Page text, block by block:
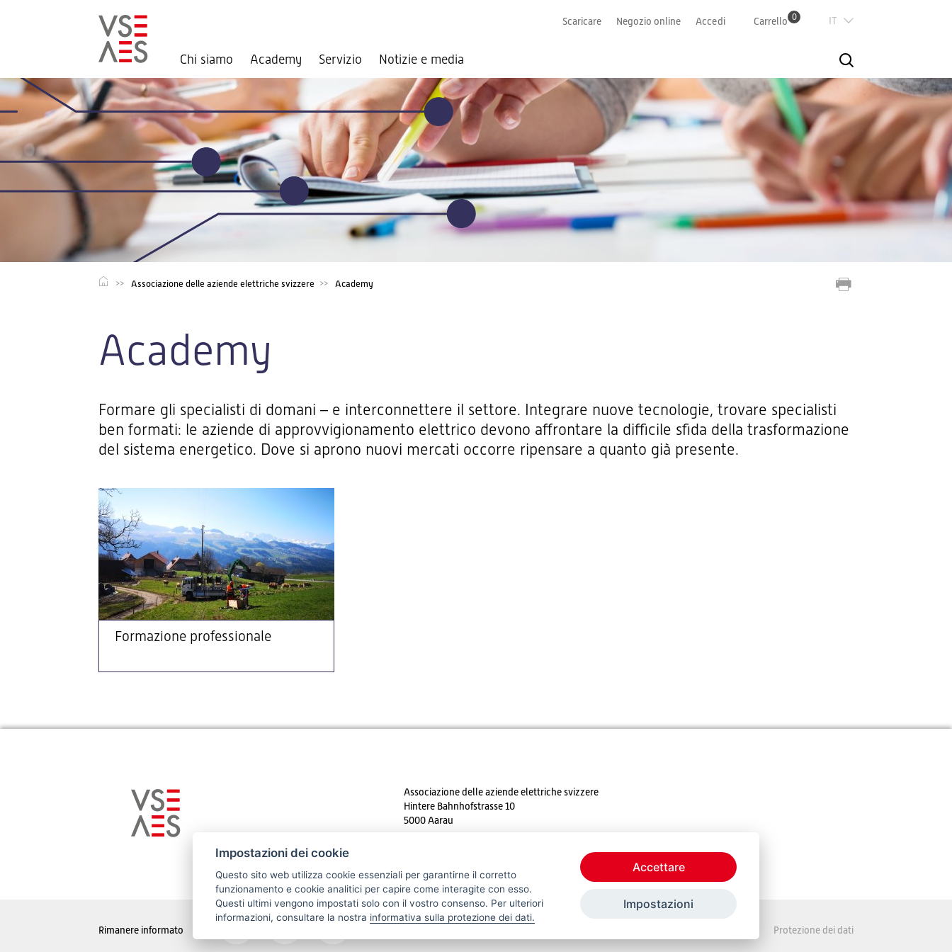
Salta
al
contenuto
principale
Chi siamo Academy Servizio Notizie e media
Scaricare Negozio online Accedi Carrello 0
Associazione delle aziende elettriche svizzere Academy
Academy
Formare gli specialisti di domani – e interconnettere il settore. Integrare nuove tecnologie, trovare specialisti
ben formati: le aziende di approvvigionamento elettrico devono affrontare la difficile sfida della trasformazione
del sistema energetico. Dove si aprono nuovi mercati occorre ripensare a quanto già presente.
Formazione professionale
Associazione delle aziende elettriche svizzere
Hintere Bahnhofstrasse 10
5000 Aarau
Rimanere informato Protezione dei dati
Impostazioni dei cookie
Questo sito web utilizza cookie essenziali per garantirne il corretto
funzionamento e cookie analitici per capire come interagite con esso.
Questi ultimi vengono impostati solo con il vostro consenso. Per ulteriori
informazioni, consultare la nostra informativa sulla protezione dei dati.
Accettare
Impostazioni